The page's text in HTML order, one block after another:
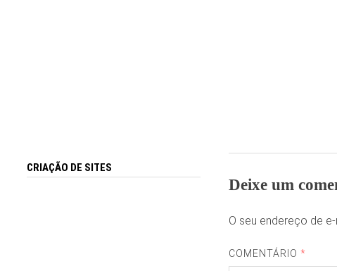
Deixe um
O seu endereço de
COMENTÁRIO*
CRIAÇÃO DE SITES